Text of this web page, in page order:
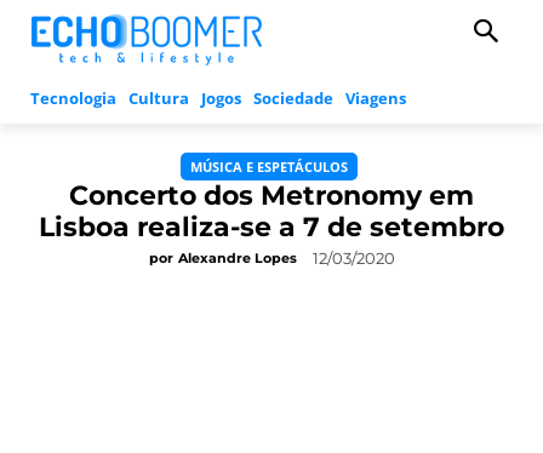
Tecnologia Cultura Jogos Sociedade Viagens
MÚSICA E ESPETÁCULOS
Concerto dos Metronomy em
Lisboa realiza-se a 7 de setembro
por Alexandre Lopes 12/03/2020